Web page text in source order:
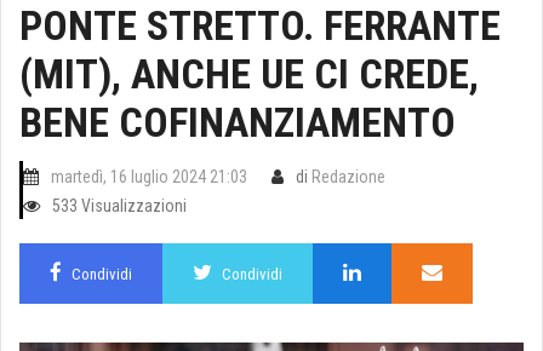
PONTE STRETTO. FERRANTE
(MIT), ANCHE UE CI CREDE,
BENE COFINANZIAMENTO
martedì, 16 luglio 2024 21:03 di Redazione
533 Visualizzazioni
Condividi Condividi